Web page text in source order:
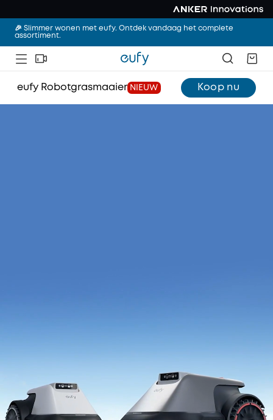
🎉 Slimmer wonen met eufy. Ontdek vandaag het complete
assortiment.
eufy Robotgrasmaaier NIEUW Koop nu